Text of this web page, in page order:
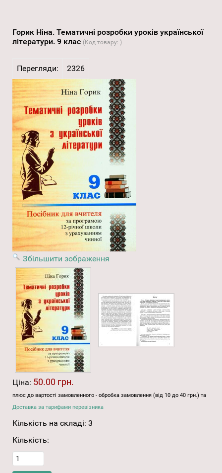
Горик Ніна. Тематичні розробки уроків української
літератури. 9 клас (Код товару: )
Перегляди: 2326
Збільшити зображення
Ціна: 50.00 грн.
плюс до вартості замовленного - обробка замовлення (від 10 до 40 грн.) та
Доставка за тарифами перевізника
Кількість на складі: 3
Кількість: